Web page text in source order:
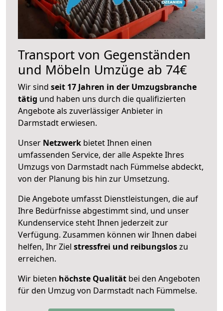
Transport von Gegenständen
und Möbeln Umzüge ab 74€
Wir sind seit 17 Jahren in der Umzugsbranche
tätig und haben uns durch die qualifizierten
Angebote als zuverlässiger Anbieter in
Darmstadt erwiesen.
Unser Netzwerk bietet Ihnen einen
umfassenden Service, der alle Aspekte Ihres
Umzugs von Darmstadt nach Fümmelse abdeckt,
von der Planung bis hin zur Umsetzung.
Die Angebote umfasst Dienstleistungen, die auf
Ihre Bedürfnisse abgestimmt sind, und unser
Kundenservice steht Ihnen jederzeit zur
Verfügung. Zusammen können wir Ihnen dabei
helfen, Ihr Ziel stressfrei und reibungsloszu
erreichen.
Wir bieten höchste Qualität bei den Angeboten
für den Umzug von Darmstadt nach Fümmelse.